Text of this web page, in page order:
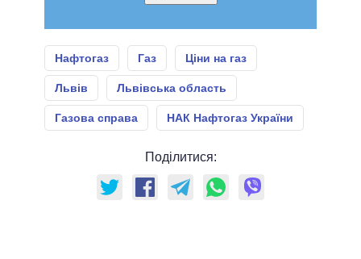
Нафтогаз Газ Ціни на газ
Львів Львівська область
Газова справа НАК Нафтогаз України
Поділитися: